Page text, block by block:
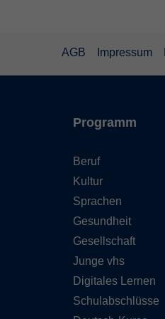
AGB Impressum
Programm
Beruf
Kultur
Sprachen
Gesundheit
Gesellschaft
Junge vhs
Digitales Lernen
Schulabschlüsse